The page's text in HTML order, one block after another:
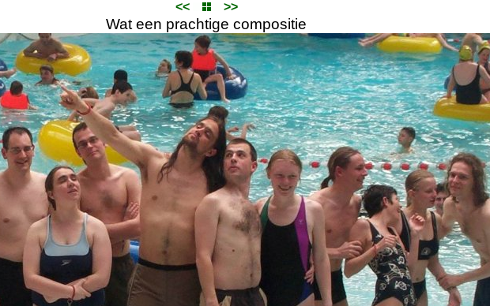
<< >>
Wat een prachtige compositie